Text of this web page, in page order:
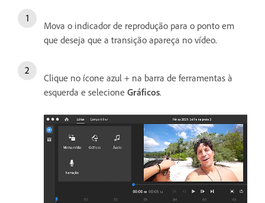
Mova o indicador de reprodução para o ponto em
que deseja que a transição apareça no vídeo.
Clique no ícone azul + na barra de ferramentas à
esquerda e selecione Gráficos.